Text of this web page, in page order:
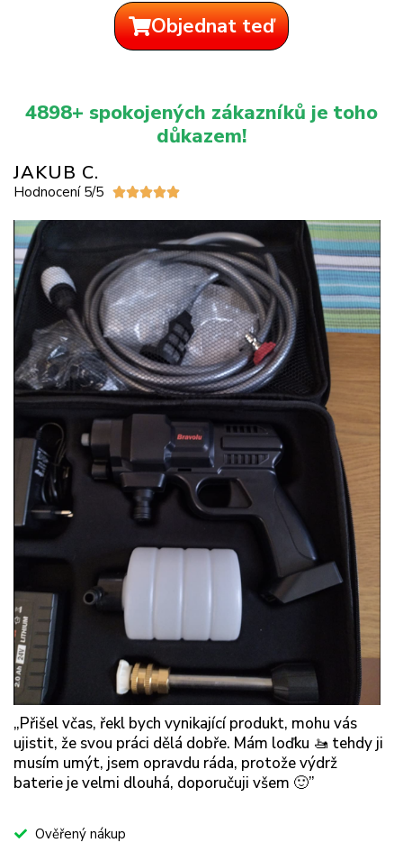
Objednat teď
4898+ spokojených zákazníků je toho
důkazem!
JAKUB C.
Hodnocení 5/5 
„Přišel včas, řekl bych vynikající produkt, mohu vás
ujistit, že svou práci dělá dobře. Mám loďku 🚤 tehdy ji
musím umýt, jsem opravdu ráda, protože výdrž
baterie je velmi dlouhá, doporučuji všem 🙂”
Ověřený nákup